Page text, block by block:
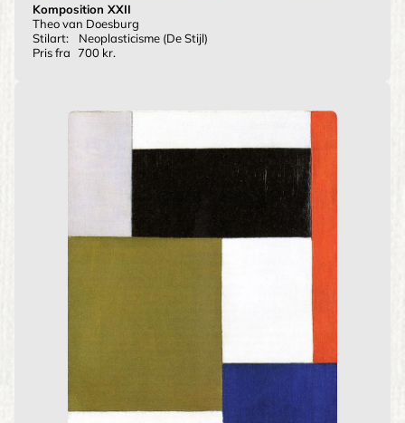
Komposition XXII
Theo van Doesburg
Stilart:
Neoplasticisme (De Stijl)
Pris fra 700 kr.